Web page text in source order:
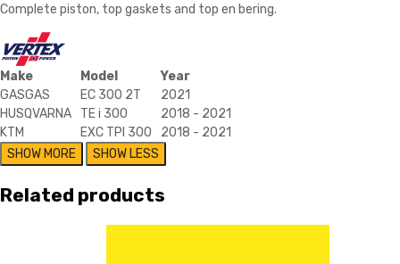
Complete piston, top gaskets and top en bering.
Make Model
Year
GASGAS
EC 300 2T
2021
HUSQVARNA
TE i 300
2018 - 2021
KTM
EXC TPI 300 2018 - 2021
Related products